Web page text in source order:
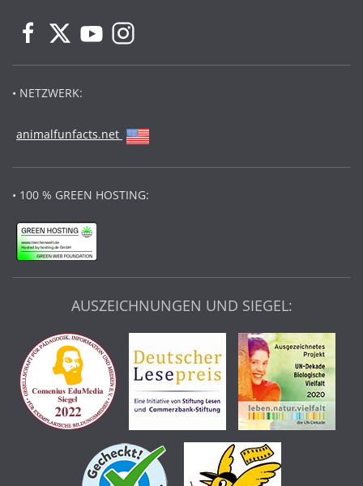
• NETZWERK:
animalfunfacts.net
• 100 % GREEN HOSTING:
AUSZEICHNUNGEN UND SIEGEL: